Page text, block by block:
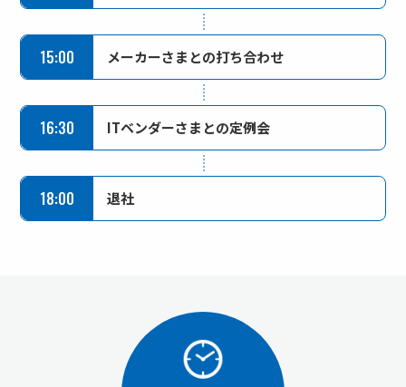
15:00 メーカーさまとの打ち合わせ
16:30 ITベンダーさまとの定例会
18:00 退社